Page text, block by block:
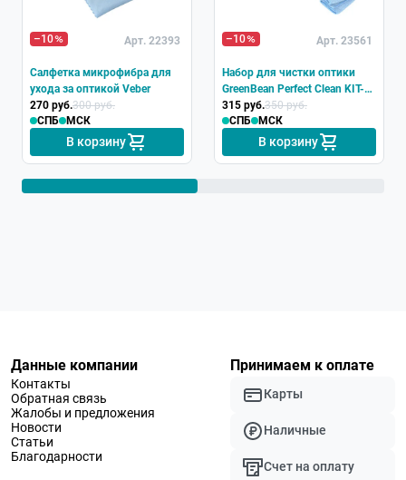
–10 Арт. 22393
Салфетка микрофибра для
ухода за оптикой Veber
270 руб.300 руб.
СПБ
МСК
В корзину
–10 Арт. 23561
Набор для чистки оптики
GreenBean Perfect Clean KIT-
01
315 руб.350 руб.
СПБ
МСК
В корзину
Данные компании
Контакты
Обратная связь
Жалобы и предложения
Новости
Статьи
Благодарности
Принимаем к оплате
Карты
Наличные
Счет на оплату